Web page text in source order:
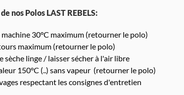
nos Polos LAST REBELS:
machine 30°C maximum (retourner le polo)
maximum (retourner le polo)
sèche linge / laisser sécher à l'air libre
150°C (..) sans vapeur (retourner le polo)
respectant les consignes d'entretien